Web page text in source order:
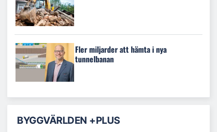
Fler miljarder att hämta i nya
tunnelbanan
BYGGVÄRLDEN +PLUS